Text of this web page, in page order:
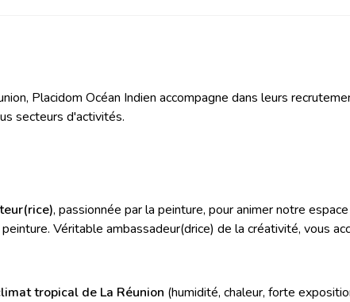
Placidom Océan Indien accompagne dans leurs
secteurs d'activités.
, passionnée par la peinture, pour animer notre
Véritable ambassadeur(drice) de la créativité, vous
tropical de La Réunion (humidité, chaleur, forte